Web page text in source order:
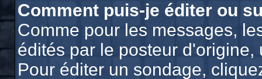
Comment puis-je éditer ou
Comme pour les messages,
édités par le posteur
Pour éditer un sondage,